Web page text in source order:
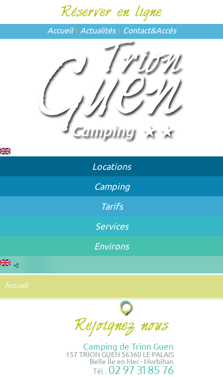
Accueil Actualités Contact&Accès
Locations
Camping
Tarifs
Services
Environs
Accueil
Camping de Trion Guen
157 TRION GUEN 56360 LE PALAIS
Belle Île en Mer - Morbihan
Tél : 02 97 31 85 76